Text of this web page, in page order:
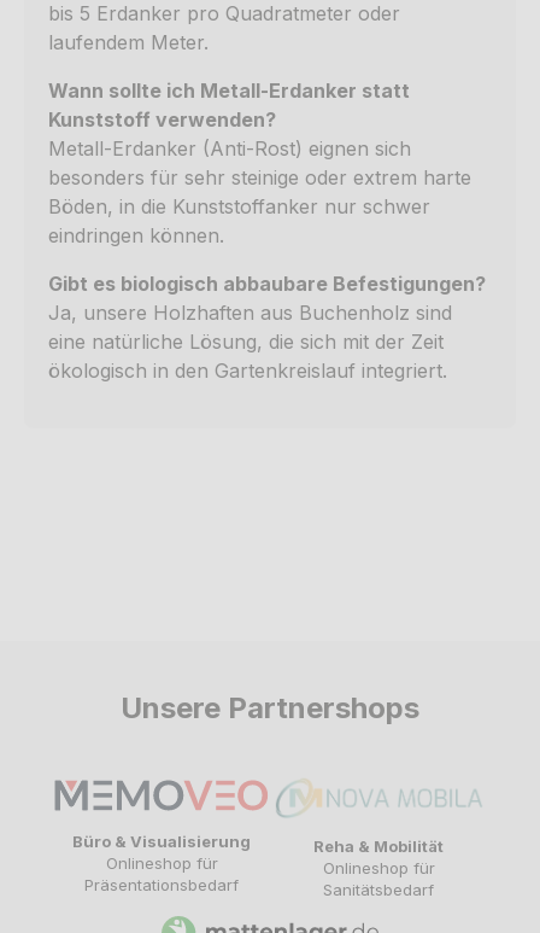
bis 5 Erdanker pro Quadratmeter oder
laufendem Meter.
Wann sollte ich Metall-Erdanker statt
Kunststoff verwenden?
Metall-Erdanker (Anti-Rost) eignen sich
besonders für sehr steinige oder extrem harte
Böden, in die Kunststoffanker nur schwer
eindringen können.
Gibt es biologisch abbaubare Befestigungen?
Ja, unsere Holzhaften aus Buchenholz sind
eine natürliche Lösung, die sich mit der Zeit
ökologisch in den Gartenkreislauf integriert.
Unsere Partnershops
Büro & Visualisierung
Onlineshop für
Präsentationsbedarf
Reha & Mobilität
Onlineshop für
Sanitätsbedarf